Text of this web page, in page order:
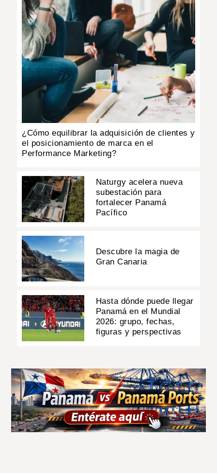
¿Cómo equilibrar la adquisición de clientes y
el posicionamiento de marca en el
Performance Marketing?
Naturgy acelera nueva
subestación para
fortalecer Panamá
Pacífico
Descubre la magia de
Gran Canaria
Hasta dónde puede llegar
Panamá en el Mundial
2026: grupo, fechas,
figuras y perspectivas